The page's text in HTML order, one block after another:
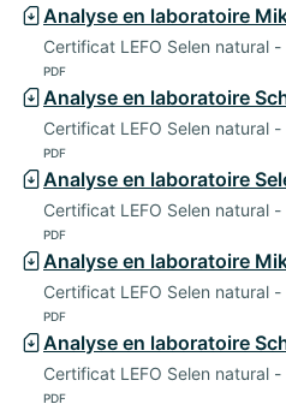
Analyse en laboratoire
Certificat LEFO Selen natural
PDF
Analyse en laboratoire
Certificat LEFO Selen natural
PDF
Analyse en laboratoire
Certificat LEFO Selen natural
PDF
Analyse en laboratoire
Certificat LEFO Selen natural
PDF
Analyse en laboratoire
Certificat LEFO Selen natural
PDF